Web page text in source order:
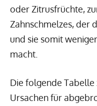
oder Zitrusfrüchte,
Zahnschmelzes, der
und sie somit
macht.
Die folgende
Ursachen für